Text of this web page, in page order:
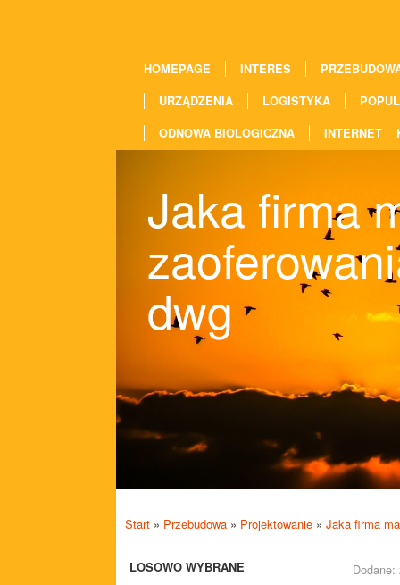
HOMEPAGE INTERES
URZĄDZENIA
LOGISTYKA
ODNOWA BIOLOGICZNA
INTERNET
Jaka firma
dwg
Start » Przebudowa » Projektowanie » Jaka firma
LOSOWO WYBRANE
Dodane: